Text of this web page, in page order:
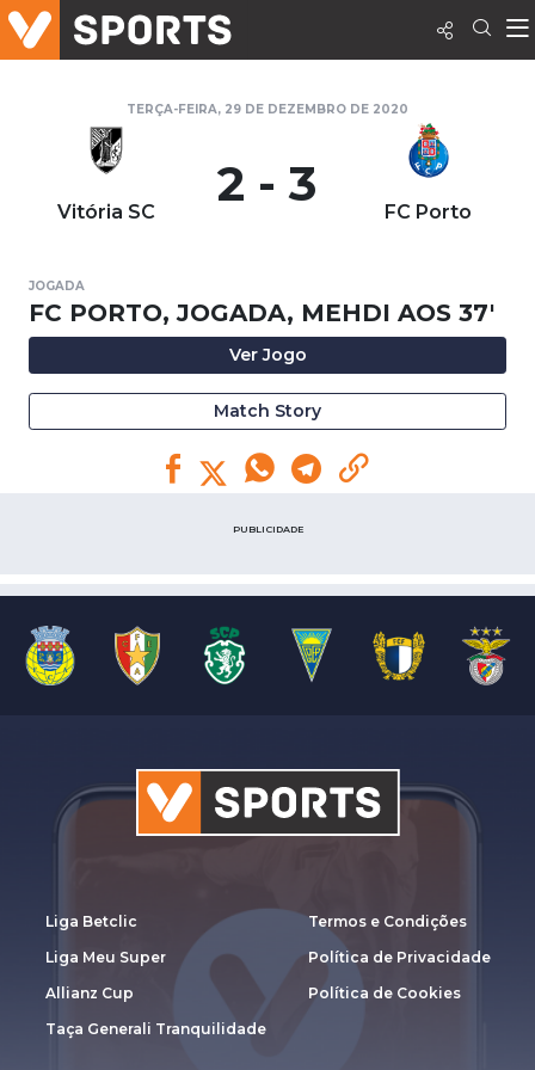
TERÇA-FEIRA, 29 DE DEZEMBRO DE 2020
Vitória SC 2 - 3 FC Porto
JOGADA
FC PORTO, JOGADA, MEHDI AOS 37'
Ver Jogo
Match Story
PUBLICIDADE
Liga Betclic
Liga Meu Super
Allianz Cup
Taça Generali Tranquilidade
Termos e Condições
Política de Privacidade
Política de Cookies